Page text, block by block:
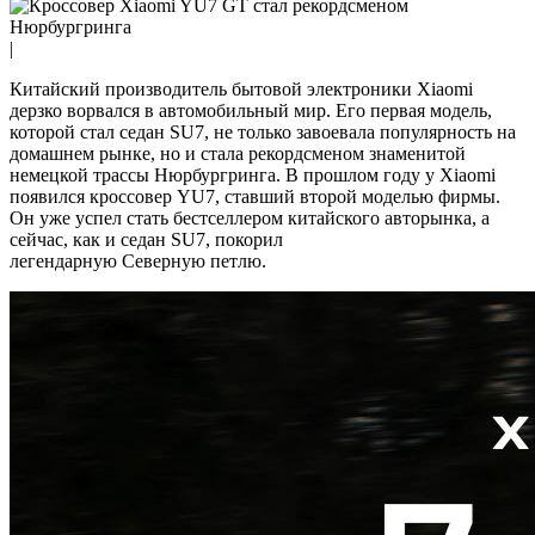
|
Китайский производитель бытовой электроники Xiaomi
дерзко ворвался в автомобильный мир. Его первая модель,
которой стал седан SU7, не только завоевала популярность на
домашнем рынке, но и стала рекордсменом знаменитой
немецкой трассы Нюрбургринга. В прошлом году у Xiaomi
появился кроссовер YU7, ставший второй моделью фирмы.
Он уже успел стать бестселлером китайского авторынка, а
сейчас, как и седан SU7, покорил
легендарную Северную петлю.